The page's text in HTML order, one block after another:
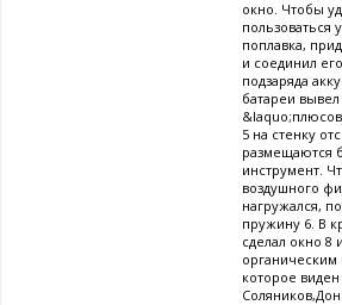
окно. Чтобы
пользоваться
поплавка,
и соединил
подзаряда
батареи вывел
5 на стенку
размещаются
инструмент.
воздушного
нагружался,
пружину 6. В
сделал окно 8
органическим
которое